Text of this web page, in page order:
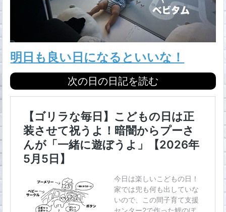
明日も良い日になるといいな！
次の日の日記を読む